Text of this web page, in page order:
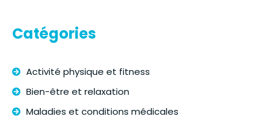
Catégories
Activité physique et fitness
Bien-être et relaxation
Maladies et conditions médicales